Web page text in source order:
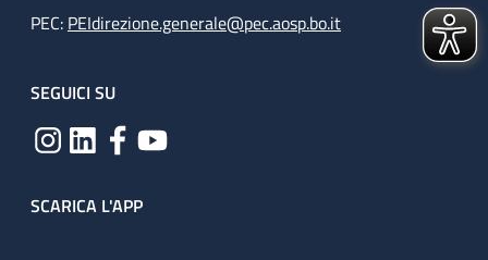
PEC: PEIdirezione.generale@pec.aosp.bo.it
SEGUICI SU
SCARICA L'APP